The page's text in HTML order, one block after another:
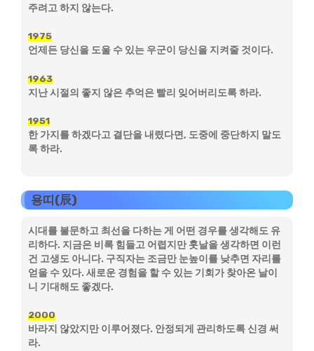
주려고 하지 않는다.
1975
언제든 당신을 도울 수 있는 우군이 당신을 지켜줄 것이다.
1963
지난 시절의 좋지 않은 추억은 빨리 잊어버리도록 하라.
1951
한 가지를 하겠다고 결단을 내렸다면, 도중에 중단하지 말도
록 하라.
용띠(辰)
시대를 불문하고 최선을 다하는 게 어떤 경우를 생각해도 유
리하다. 지금은 비록 힘들고 어렵지만 훗날을 생각하면 이런
건 고생도 아니다. 구직자는 조금만 눈높이를 낮추면 자리를
얻을 수 있다. 새로운 경험을 할 수 있는 기회가 찾아온 날이
니 기대해도 좋겠다.
2000
바라지 않았지만 이루어졌다. 안정되게 관리하도록 신경 써
라.